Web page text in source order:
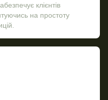
клієнтів
на простоту